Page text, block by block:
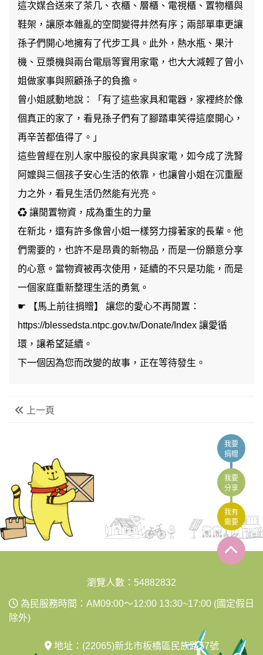
這次媒合送來了茶几、衣櫃、層櫃、電視櫃、置物櫃與
鞋架，讓原本雜亂的空間變得井然有序；兩部單車更讓
孫子們開心地擁有了代步工具。此外，熱水瓶、果汁
機、豆漿機與兩台電扇等實用家電，也大大減輕了曾小
姐做家事與照顧孫子的負擔。
曾小姐感動地說：「有了這些家具和電器，家裡終於像
個真正的家了，看見孫子們有了腳踏車笑得這麼開心，
再辛苦都值得了。」
這些曾經在別人家中服役的家具與家電，如今成了洗腎
阿嬤與三個孩子安心生活的依靠，也讓曾小姐在沉重壓
力之外，看見生活仍然能有光亮。
♻ 讓閒置物資，成為重生的力量
在新北，還有許多像曾小姐一樣努力撐著家的長輩。他
們需要的，也許不是昂貴的新物品，而是一份願意分享
的心意。當物資被再次使用，延續的不只是功能，而是
一個家庭重新整理生活的勇氣。
☛ 【馬上前往捐贈】 讓您的愛心不再閒置：
https://blessedsta.ntpc.gov.tw/Donate/Index 讓愛循
環，讓希望延續。
下一個因為您而改變的故事，正在等待發生。
上一頁
瀏覽人數：54882832
為民服務時間：AM09:00～12:00 13:30~17:00 (國定假日
除外)
地址：(22065)新北市板橋區民族路57號
我要
捐贈
我要
分享
我有
需要